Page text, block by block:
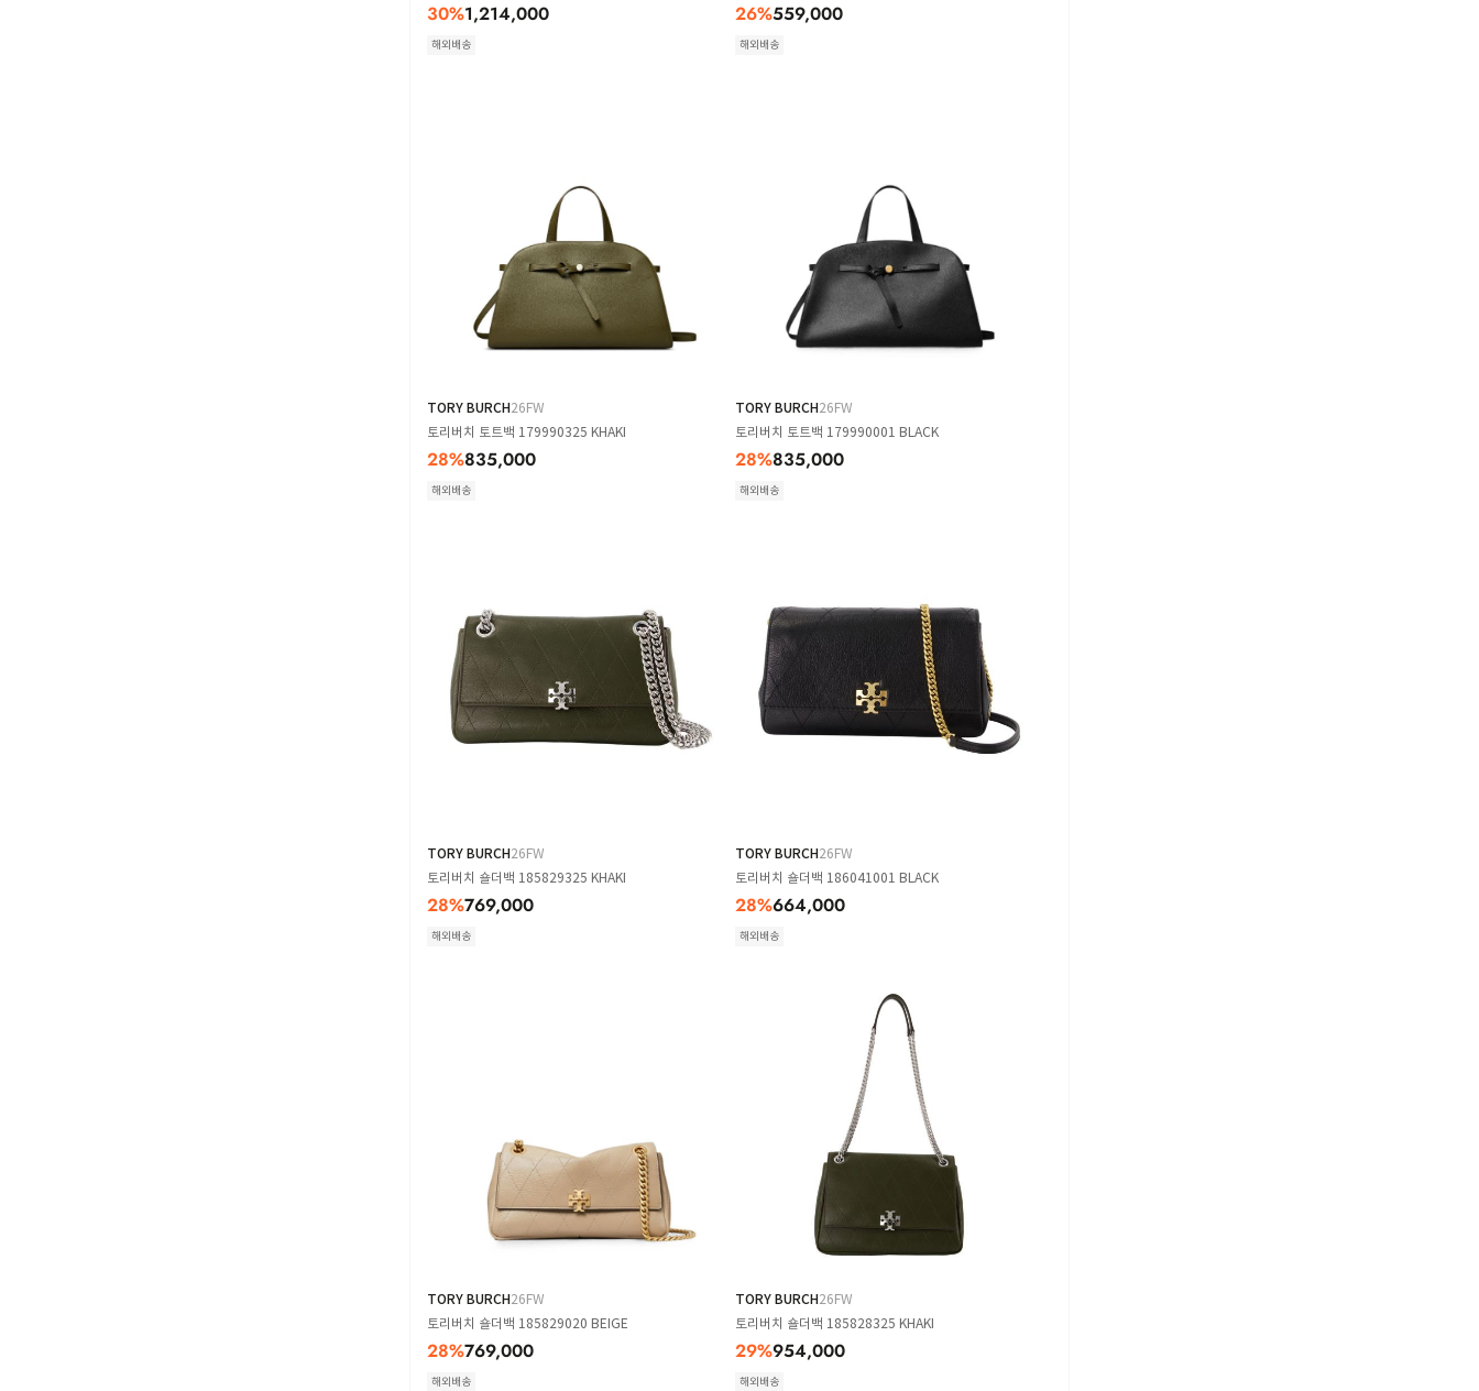
30%1,214,000
해외배송
26%559,000
해외배송
TORY BURCH26FW
토리버치 토트백 179990325 KHAKI
28%835,000
해외배송
TORY BURCH26FW
토리버치 토트백 179990001 BLACK
28%835,000
해외배송
TORY BURCH26FW
토리버치 숄더백 185829325 KHAKI
28%769,000
해외배송
TORY BURCH26FW
토리버치 숄더백 186041001 BLACK
28%664,000
해외배송
TORY BURCH26FW
토리버치 숄더백 185829020 BEIGE
28%769,000
해외배송
TORY BURCH26FW
토리버치 숄더백 185828325 KHAKI
29%954,000
해외배송